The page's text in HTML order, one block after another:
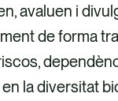
avaluen i
de forma
la diversitat